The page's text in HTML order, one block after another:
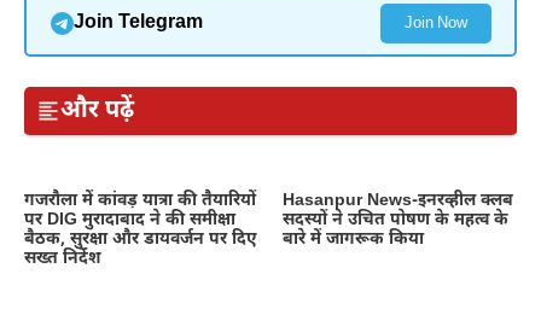
Join Telegram Join Now
और पढ़ें
गजरौला में कांवड़ यात्रा की तैयारियों
पर DIG मुरादाबाद ने की समीक्षा
बैठक, सुरक्षा और डायवर्जन पर दिए
सख्त निर्देश
Hasanpur News-इनरव्हील क्लब
सदस्यों ने उचित पोषण के महत्व के
बारे में जागरूक किया